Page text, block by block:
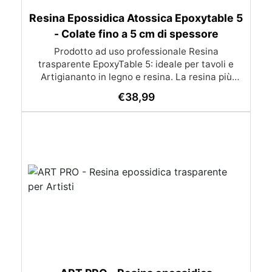
Resina Epossidica Atossica Epoxytable 5
- Colate fino a 5 cm di spessore
Prodotto ad uso professionale Resina
trasparente EpoxyTable 5: ideale per tavoli e
Artigiananto in legno e resina. La resina più
perfetta per colate di alto spessore fino a 5 cm.
Applicazioni Principali: Realizzazione di tavoli in
monete, pietre, ecc) Colate riempitive in
spessore dentro stampi e cassaforme
Caratteristiche principali: ✅ Bassissima
Bassa viscosità per eliminare le bolle d’aria e
€38,99